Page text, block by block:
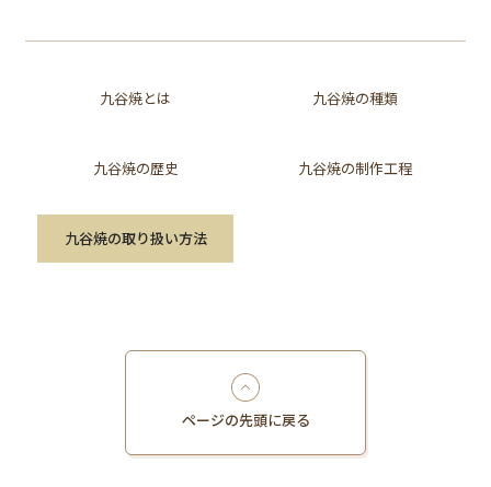
九谷焼とは 九谷焼の種類
九谷焼の歴史 九谷焼の制作工程
九谷焼の取り扱い方法
ページの先頭に戻る